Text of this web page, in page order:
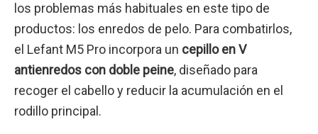
los problemas más habituales en este tipo de
productos: los enredos de pelo. Para combatirlos,
el Lefant M5 Pro incorpora un cepillo en V
antienredos con doble peine, diseñado para
recoger el cabello y reducir la acumulación en el
rodillo principal.